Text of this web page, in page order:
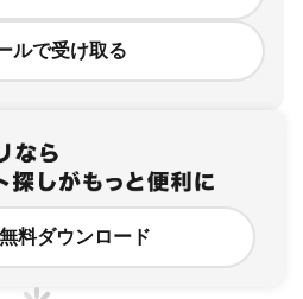
ルで受け取る
料ダウンロード